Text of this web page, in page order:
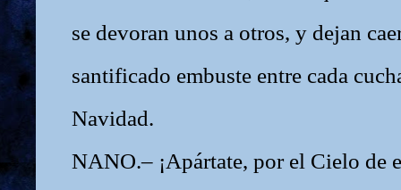
se devoran unos a otros, y dejan
santificado embuste entre cada
Navidad.
NANO.– ¡Apártate, por el Cielo de